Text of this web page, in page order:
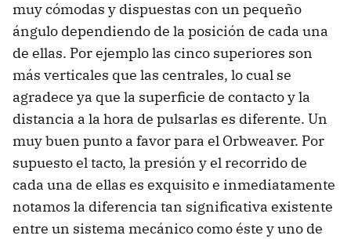
muy cómodas y dispuestas con un pequeño
ángulo dependiendo de la posición de cada una
de ellas. Por ejemplo las cinco superiores son
más verticales que las centrales, lo cual se
agradece ya que la superficie de contacto y la
distancia a la hora de pulsarlas es diferente. Un
muy buen punto a favor para el Orbweaver. Por
supuesto el tacto, la presión y el recorrido de
cada una de ellas es exquisito e inmediatamente
notamos la diferencia tan significativa existente
entre un sistema mecánico como éste y uno de